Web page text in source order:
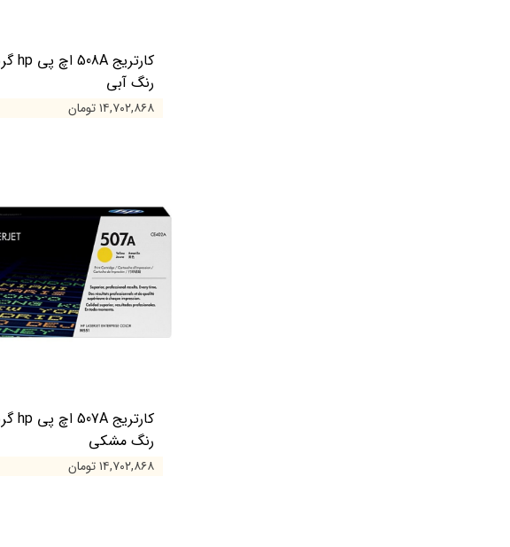
رنگ آبی
۱۴,۷۰۲,۸۶۸ تومان
رنگ مشکی
۱۴,۷۰۲,۸۶۸ تومان